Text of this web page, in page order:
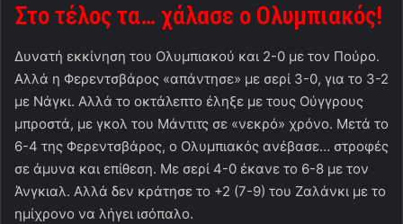
Στο τέλος τα… χάλασε ο Ολυμπιακός!
Δυνατή εκκίνηση του Ολυμπιακού και 2-0 με τον Πούρο.
Αλλά η Φερεντσβάρος «απάντησε» με σερί 3-0, για το 3-2
με Νάγκι. Αλλά το οκτάλεπτο έληξε με τους Ούγγρους
μπροστά, με γκολ του Μάντιτς σε «νεκρό» χρόνο. Μετά το
6-4 της Φερεντσβάρος, ο Ολυμπιακός ανέβασε… στροφές
σε άμυνα και επίθεση. Με σερί 4-0 έκανε το 6-8 με τον
Άνγκιαλ. Αλλά δεν κράτησε το +2 (7-9) του Ζαλάνκι με το
ημίχρονο να λήγει ισόπαλο.